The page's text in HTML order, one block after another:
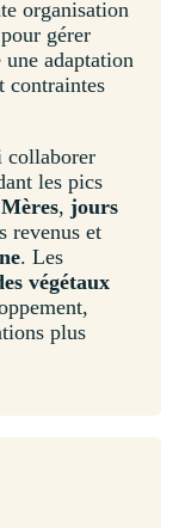
organisation
gérer
adaptation
contraintes
collaborer
les pics
, jours
revenus et
. Les
végétaux
plus